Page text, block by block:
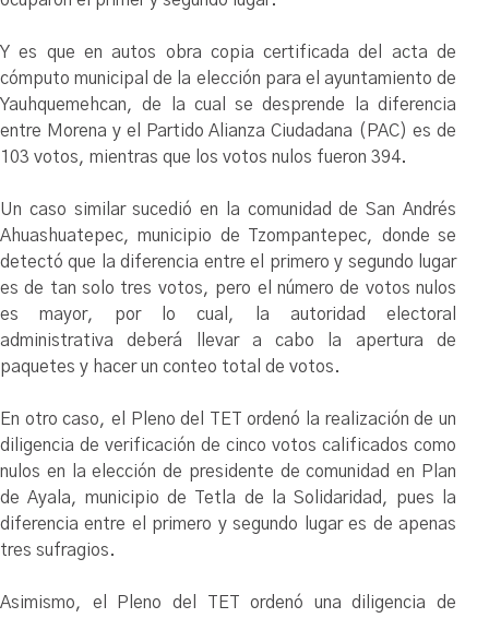
Y es que en autos obra copia certificada del acta de
cómputo municipal de la elección para el ayuntamiento de
Yauhquemehcan, de la cual se desprende la diferencia
entre Morena y el Partido Alianza Ciudadana (PAC) es de
103 votos, mientras que los votos nulos fueron 394.
Un caso similar sucedió en la comunidad de San Andrés
Ahuashuatepec, municipio de Tzompantepec, donde se
detectó que la diferencia entre el primero y segundo lugar
es de tan solo tres votos, pero el número de votos nulos
es mayor, por lo cual, la autoridad electoral
administrativa deberá llevar a cabo la apertura de
paquetes y hacer un conteo total de votos.
En otro caso, el Pleno del TET ordenó la realización de un
diligencia de verificación de cinco votos calificados como
nulos en la elección de presidente de comunidad en Plan
de Ayala, municipio de Tetla de la Solidaridad, pues la
diferencia entre el primero y segundo lugar es de apenas
tres sufragios.
Asimismo, el Pleno del TET ordenó una diligencia de